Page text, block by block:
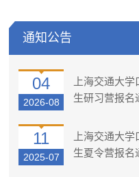
通知公告
04
2026-08
上海交通大
生研习营报名
11
2025-07
上海交通大
生夏令营报名